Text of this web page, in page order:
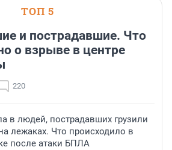
ТОП 5
и пострадавшие. Что
о взрыве в центре
220
в людей, пострадавших грузили
лежаках. Что происходило в
после атаки БПЛА